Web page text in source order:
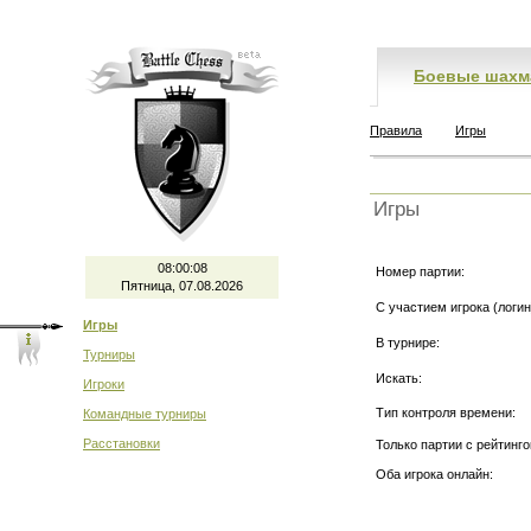
08:00:08
Пятница, 07.08.2026
Игры
Турниры
Игроки
Командные турниры
Расстановки
Боевые
Правила Игры
Игры
Номер партии:
С участием игрока
В турнире:
Искать:
Тип контроля времени:
Только партии с
Оба игрока онлайн: